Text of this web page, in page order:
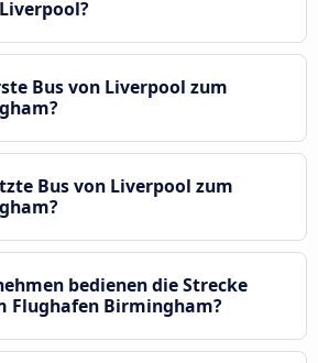
Bus von Liverpool zum
Bus von Liverpool zum
bedienen die Strecke
Flughafen Birmingham?